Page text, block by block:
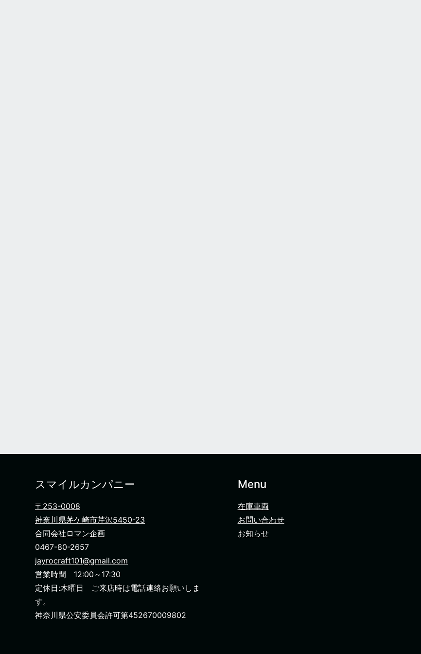
スマイルカンパニー
〒253-0008
神奈川県茅ケ崎市芹沢5450-23
合同会社ロマン企画
0467-80-2657
jayrocraft101@gmail.com
営業時間 12:00～17:30
定休日:木曜日 ご来店時は電話連絡お願いしま
す。
神奈川県公安委員会許可第452670009802
Menu
在庫車両
お問い合わせ
お知らせ